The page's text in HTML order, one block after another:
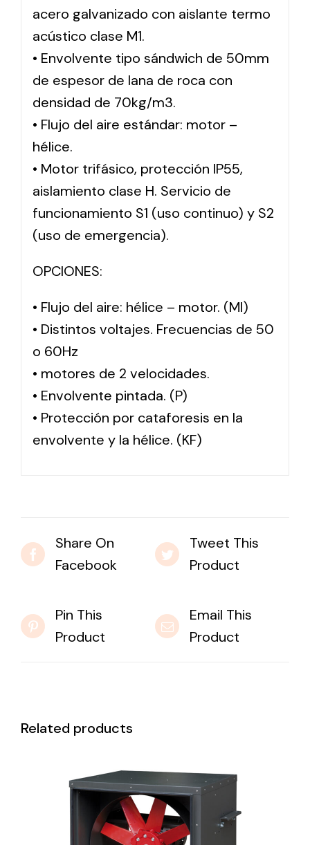
acero galvanizado con aislante termo
acústico clase M1.
• Envolvente tipo sándwich de 50mm
de espesor de lana de roca con
densidad de 70kg/m3.
• Flujo del aire estándar: motor –
hélice.
• Motor trifásico, protección IP55,
aislamiento clase H. Servicio de
funcionamiento S1 (uso continuo) y S2
(uso de emergencia).
OPCIONES:
• Flujo del aire: hélice – motor. (MI)
• Distintos voltajes. Frecuencias de 50
o 60Hz
• motores de 2 velocidades.
• Envolvente pintada. (P)
• Protección por cataforesis en la
envolvente y la hélice. (KF)
Share On
Facebook
Tweet This
Product
Pin This
Product
Email This
Product
Related products